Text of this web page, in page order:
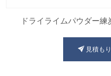
ドライライムパウダー
見積も